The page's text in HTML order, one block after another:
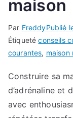
maison
Par FreddyPublié
Étiquetéconseils
courantes, maison
Construire sa
d’adrénaline et
avec